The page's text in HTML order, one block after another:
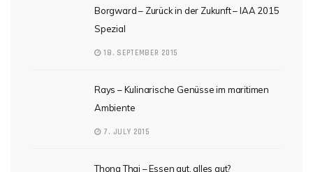
Borgward – Zurück in der Zukunft – IAA 2015
Spezial
18. SEPTEMBER 2015
Rays – Kulinarische Genüsse im maritimen
Ambiente
7. JULY 2015
Thong Thai – Essen gut, alles gut?